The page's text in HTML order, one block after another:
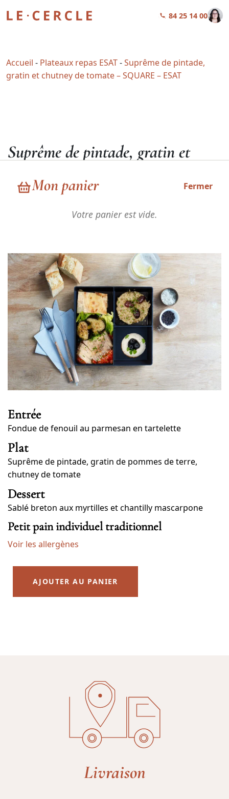
01 84 25 14 00
Mon panier Fermer
Votre panier est vide.
Accueil - Plateaux repas ESAT-Suprême de pintade,
gratin et chutney de tomate – SQUARE – ESAT
Suprême de pintade, gratin et
ESAT
Entrée
Fondue de fenouil au parmesan en tartelette
Plat
Suprême de pintade, gratin de pommes de terre,
chutney de tomate
Dessert
Sablé breton aux myrtilles et chantilly mascarpone
Petit pain individuel traditionnel
Voir les allergènes
AJOUTER AU PANIER
Livraison